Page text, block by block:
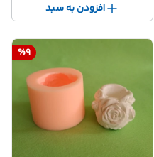
افزودن به سبد
%9